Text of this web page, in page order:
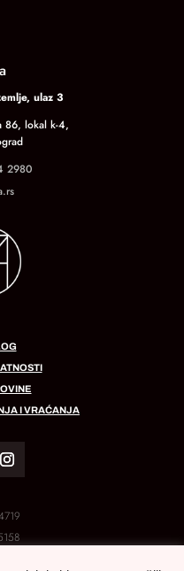
ulaz 3
86, lokal k-4,
2980
I VRAĆANJA